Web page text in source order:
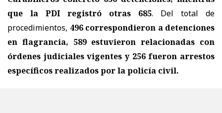
que la PDI registró otras 685. Del total de
procedimientos, 496 correspondieron a detenciones
en flagrancia, 589 estuvieron relacionadas con
órdenes judiciales vigentes y 256 fueron arrestos
específicos realizados por la policía civil.